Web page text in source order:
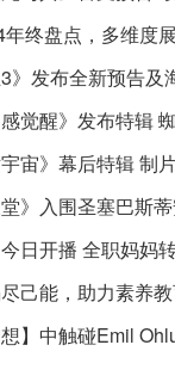
点，多维度展现乐坛
新预告及海报 沈腾组队豪
》发布特辑 蜘蛛夫人上演满
幕后特辑 制片人“在动画
圣塞巴斯蒂安及多伦多两
播 全职妈妈转型“职场超
助力素养教育之变革 “聚
中触碰Emil Ohlund的